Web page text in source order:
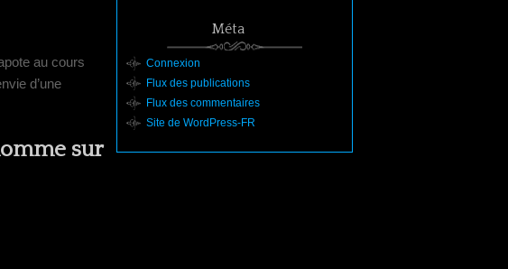
au cours
d’une
sur
Méta
Connexion
Flux des publications
Flux des commentaires
Site de WordPress-FR